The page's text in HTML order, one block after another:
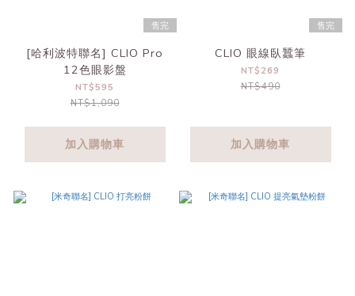
售完
[哈利波特聯名] CLIO Pro
12色眼影盤
NT$595
NT$1,090
加入購物車
售完
CLIO 眼線臥蠶筆
NT$269
NT$490
加入購物車